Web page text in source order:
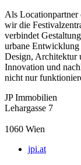
Als
wir die
verbindet
urbane
Design, Architektur
Innovation und
nicht nur
JP Immobilien
Lehargasse 7
1060 Wien
jpi.at